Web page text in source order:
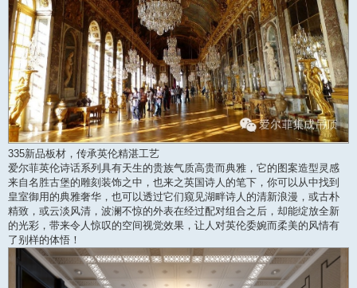
335新品板材，传承英伦精湛工艺
爱尔菲英伦诗话系列具有天生的贵族气质高贵而典雅，它的图案造型灵感
来自名胜古堡的雕刻装饰之中，也来之英国诗人的笔下，你可以从中找到
皇室御用的典雅奢华，也可以透过它们窥见湖畔诗人的清新浪漫，或古朴
精致，或云淡风清，波澜不惊的外表在经过配对组合之后，却能绽放全新
的光彩，带来令人惊叹的空间视觉效果，让人对英伦委婉而柔美的风情有
了别样的体悟！